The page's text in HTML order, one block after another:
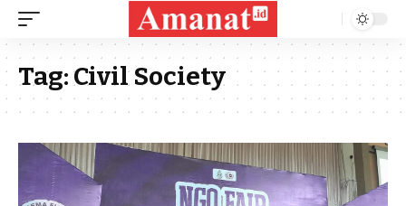
Tag:Civil Society